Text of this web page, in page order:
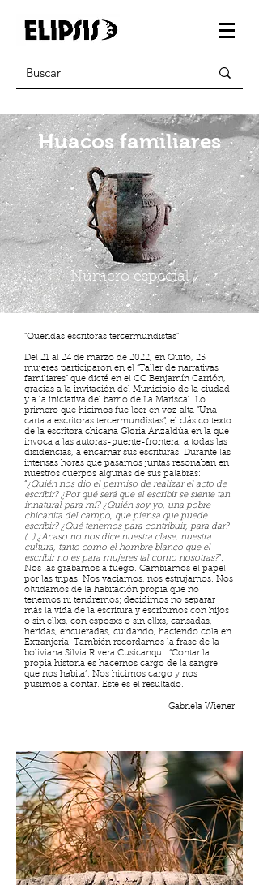
Huacos familiares
Número especial
“Queridas escritoras tercermundistas”
Del 21 al 24 de marzo de 2022, en Quito, 25
mujeres participaron en el “Taller de narrativas
familiares” que dicté en el CC Benjamín Carrión,
gracias a la invitación del Municipio de la ciudad
y a la iniciativa del barrio de La Mariscal. Lo
primero que hicimos fue leer en voz alta “Una
carta a escritoras tercermundistas”, el clásico texto
de la escritora chicana Gloria Anzaldúa en la que
invoca a las autoras-puente-frontera, a todas las
disidencias, a encarnar sus escrituras. Durante las
intensas horas que pasamos juntas resonaban en
nuestros cuerpos algunas de sus palabras:
“¿Quién nos dio el permiso de realizar el acto de
escribir? ¿Por qué será que el escribir se siente tan
innatural para mí? ¿Quién soy yo, una pobre
chicanita del campo, que piensa que puede
escribir? ¿Qué tenemos para contribuir, para dar?
(…) ¿Acaso no nos dice nuestra clase, nuestra
cultura, tanto como el hombre blanco que el
escribir no es para mujeres tal como nosotras?”.
Nos las grabamos a fuego. Cambiamos el papel
por las tripas. Nos vaciamos, nos estrujamos. Nos
olvidamos de la habitación propia que no
tenemos ni tendremos; decidimos no separar
más la vida de la escritura y escribimos con hijos
o sin ellxs, con esposxs o sin ellxs, cansadas,
heridas, encueradas, cuidando, haciendo cola en
Extranjería. También recordamos la frase de la
boliviana Silvia Rivera Cusicanqui: “Contar la
propia historia es hacernos cargo de la sangre
que nos habita”. Nos hicimos cargo y nos
pusimos a contar. Este es el resultado.
Gabriela Wiener